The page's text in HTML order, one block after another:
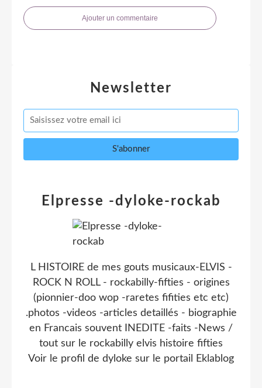
Ajouter un commentaire
Newsletter
Elpresse -dyloke-rockab
L HISTOIRE de mes gouts musicaux-ELVIS -
ROCK N ROLL - rockabilly-fifties - origines
(pionnier-doo wop -raretes fifities etc etc)
.photos -videos -articles detaillés - biographie
en Francais souvent INEDITE -faits -News /
tout sur le rockabilly elvis histoire fifties
Voir le profil de dyloke sur le portail Eklablog